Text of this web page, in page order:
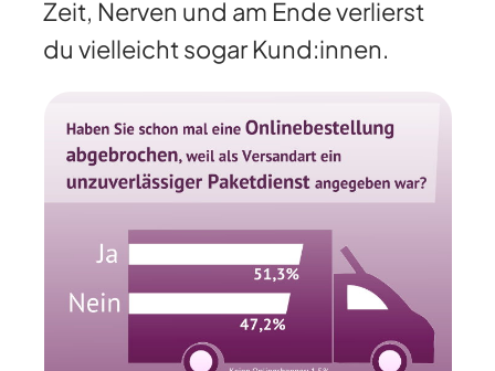
Zeit, Nerven und am Ende verlierst
du vielleicht sogar Kund:innen.